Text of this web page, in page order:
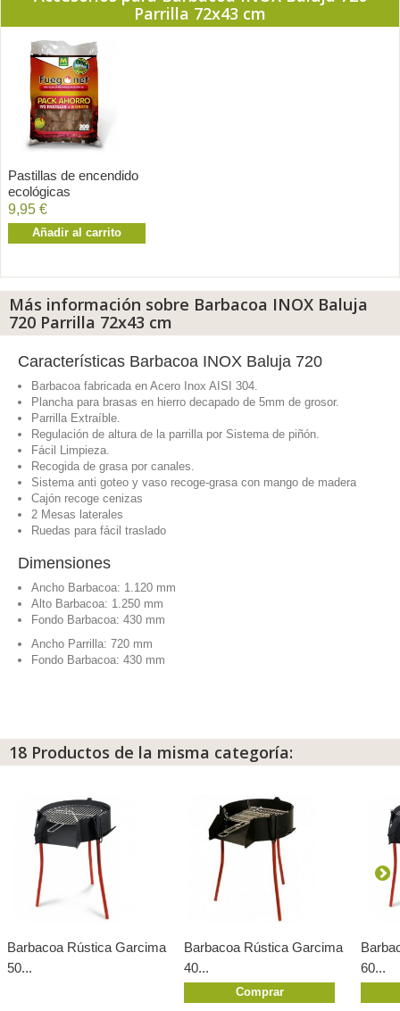
Parrilla 72x43 cm
Pastillas de encendido
ecológicas
9,95 €
Añadir al carrito
Más información sobre Barbacoa INOX Baluja
720 Parrilla 72x43 cm
Características Barbacoa INOX Baluja 720
Barbacoa fabricada en Acero Inox AISI 304
Plancha para brasas en hierro decapado de 5mm de grosor.
Parrilla Extraíble.
Regulación de altura de la parrilla por Sistema de piñón.
Fácil Limpieza.
Recogida de grasa por canales.
Sistema anti goteo y vaso recoge-grasa con mango de madera
Cajón recoge cenizas
2 Mesas laterales
Ruedas para fácil traslado
Dimensiones
Ancho Barbacoa: 1.120 mm
Alto Barbacoa: 1.250 mm
Fondo Barbacoa: 430 mm
Ancho Parrilla: 720 mm
Fondo Barbacoa: 430 mm
18 Productos de la misma categoría:
Barbacoa Rústica Garcima
50...
Barbacoa Rústica Garcima
40...
Comprar
60...